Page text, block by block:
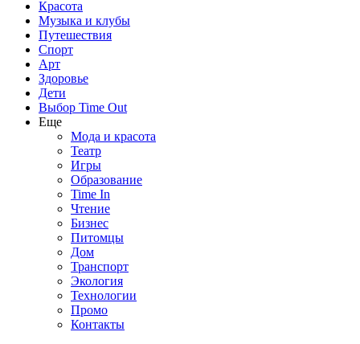
Красота
Музыка и клубы
Путешествия
Спорт
Арт
Здоровье
Дети
Выбор Time Out
Еще
Мода и красота
Театр
Игры
Образование
Time In
Чтение
Бизнес
Питомцы
Дом
Транспорт
Экология
Технологии
Промо
Контакты